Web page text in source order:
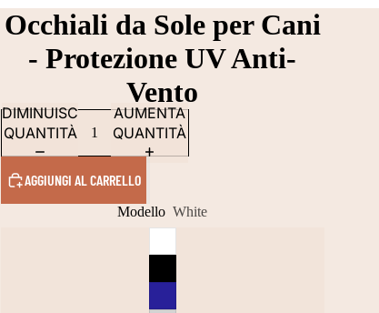
Occhiali da Sole per Cani
- Protezione UV Anti-
Vento
DIMINUISCI
QUANTITÀ
AUMENTA
QUANTITÀ
AGGIUNGI AL CARRELLO
Modello White